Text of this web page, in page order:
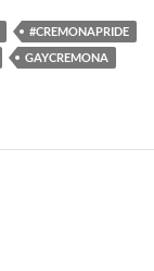
#CREMONAPRIDE
GAYCREMONA